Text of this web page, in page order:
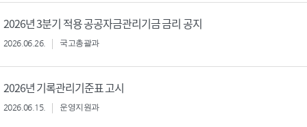
2026년 3분기 적용 공공자금관리기금 금리 공지
2026.06.26. 국고총괄과
2026년 기록관리기준표 고시
2026.06.15. 운영지원과